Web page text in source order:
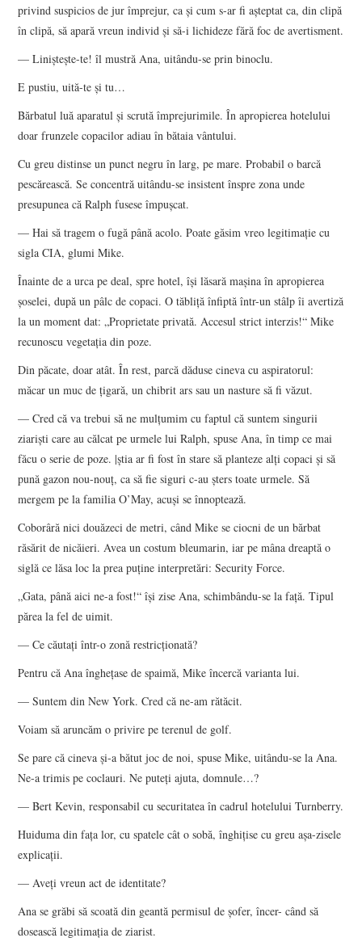
privind suspicios de jur împrejur, ca şi cum s-ar fi aşteptat ca, din clipă
în clipă, să apară vreun individ şi să-i lichideze fără foc de avertisment.
— Linişteşte-te! îl mustră Ana, uitându-se prin binoclu.
E pustiu, uită-te şi tu…
Bărbatul luă aparatul şi scrută împrejurimile. În apropierea hotelului
doar frunzele copacilor adiau în bătaia vântului.
Cu greu distinse un punct negru în larg, pe mare. Probabil o barcă
pescărească. Se concentră uitându-se insistent înspre zona unde
presupunea că Ralph fusese împuşcat.
— Hai să tragem o fugă până acolo. Poate găsim vreo legitimaţie cu
sigla CIA, glumi Mike.
Înainte de a urca pe deal, spre hotel, îşi lăsară maşina în apropierea
şoselei, după un pâlc de copaci. O tăbliţă înfiptă într-un stâlp îi avertiză
la un moment dat: „Proprietate privată. Accesul strict interzis!“ Mike
recunoscu vegetaţia din poze.
Din păcate, doar atât. În rest, parcă dăduse cineva cu aspiratorul:
măcar un muc de ţigară, un chibrit ars sau un nasture să fi văzut.
— Cred că va trebui să ne mulţumim cu faptul că suntem singurii
ziarişti care au călcat pe urmele lui Ralph, spuse Ana, în timp ce mai
făcu o serie de poze. |ştia ar fi fost în stare să planteze alţi copaci şi să
pună gazon nou-nouţ, ca să fie siguri c-au şters toate urmele. Să
mergem pe la familia O’May, acuşi se înnoptează.
Coborâră nici douăzeci de metri, când Mike se ciocni de un bărbat
răsărit de nicăieri. Avea un costum bleumarin, iar pe mâna dreaptă o
siglă ce lăsa loc la prea puţine interpretări: Security Force.
„Gata, până aici ne-a fost!“ îşi zise Ana, schimbându-se la faţă. Tipul
părea la fel de uimit.
— Ce căutaţi într-o zonă restricţionată?
Pentru că Ana îngheţase de spaimă, Mike încercă varianta lui.
— Suntem din New York. Cred că ne-am rătăcit.
Voiam să aruncăm o privire pe terenul de golf.
Se pare că cineva şi-a bătut joc de noi, spuse Mike, uitându-se la Ana.
Ne-a trimis pe coclauri. Ne puteţi ajuta, domnule…?
— Bert Kevin, responsabil cu securitatea în cadrul hotelului Turnberry.
Huiduma din faţa lor, cu spatele cât o sobă, înghiţise cu greu aşa-zisele
explicaţii.
— Aveţi vreun act de identitate?
Ana se grăbi să scoată din geantă permisul de şofer, încer- când să
dosească legitimaţia de ziarist.